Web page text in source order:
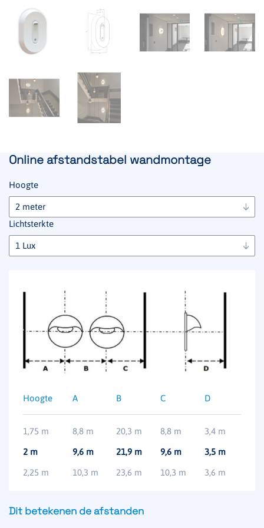
Online afstandstabel wandmontage
Hoogte
Lichtsterkte
Hoogte A B C D
1,75 m 8,8 m 20,3 m 8,8 m 3,4 m
2 m 9,6 m 21,9 m 9,6 m 3,5 m
2,25 m 10,3 m 23,6 m 10,3 m 3,6 m
Dit betekenen de afstanden